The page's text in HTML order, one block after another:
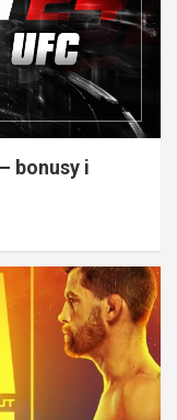
bonusy i